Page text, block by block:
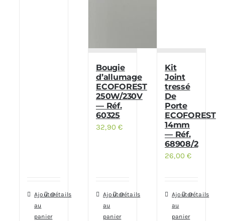
Ajouter
au
panier
Détails
Bougie
d’allumage
ECOFOREST
250W/230V
— Réf.
60325
32,90€
Ajouter
au
panier
Détails
Kit
Joint
tressé
De
Porte
ECOFOREST
14mm
— Réf.
68908/2
26,00€
Ajouter
au
panier
Détails